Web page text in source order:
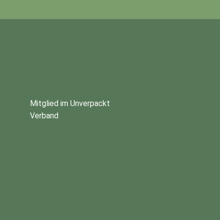
Mitglied im Unverpackt
Verband